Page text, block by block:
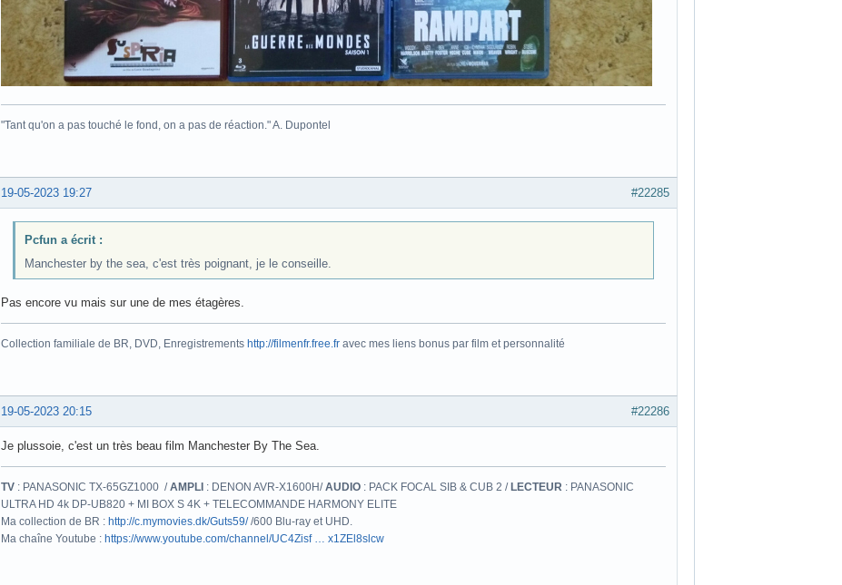
"Tant qu'on a pas touché le fond, on a pas de réaction." A. Dupontel
#22285
19-05-2023 19:27
Pcfun a écrit :
Manchester by the sea, c'est très poignant, je le conseille.
Pas encore vu mais sur une de mes étagères.
Collection familiale de BR, DVD, Enregistrements http://filmenfr.free.fr avec mes liens bonus par film et personnalité
#22286
19-05-2023 20:15
Je plussoie, c'est un très beau film Manchester By The Sea.
TV : PANASONIC TX-65GZ1000 /AMPLI : DENON AVR-X1600H/AUDIO : PACK FOCAL SIB & CUB 2 / LECTEUR : PANASONIC
ULTRA HD 4k DP-UB820 + MI BOX S 4K + TELECOMMANDE HARMONY ELITE
Ma collection de BR : http://c.mymovies.dk/Guts59//600 Blu-ray et UHD.
Ma chaîne Youtube : https://www.youtube.com/channel/UC4Zisf … x1ZEl8slcw